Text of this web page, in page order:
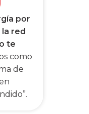
por
la red
te
como
de